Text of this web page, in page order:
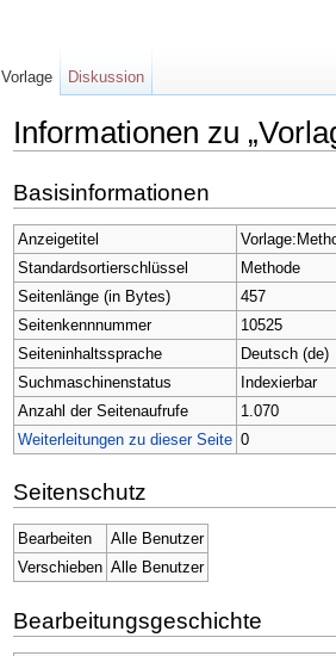
Informationen zu
Basisinformationen
Anzeigetitel
Standardsortierschlüssel
Methode
Seitenlänge (in Bytes)
457
Seitenkennnummer
10525
Seiteninhaltssprache
Deutsch (de)
Suchmaschinenstatus
Indexierbar
Anzahl der Seitenaufrufe
1.070
Weiterleitungen zu dieser Seite 0
Seitenschutz
Bearbeiten
Alle Benutzer
Verschieben Alle Benutzer
Bearbeitungsgeschichte
Vorlage Diskussion